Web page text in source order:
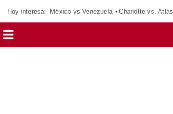
Hoy interesa: México vs Venezuela Charlotte vs. Atlas